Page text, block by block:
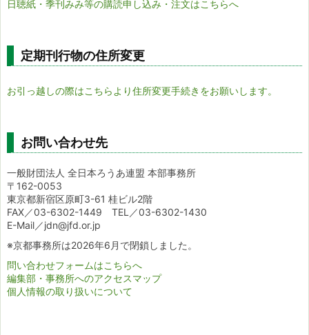
日聴紙・季刊みみ等の購読申し込み・注文はこちらへ
定期刊行物の住所変更
お引っ越しの際はこちらより住所変更手続きをお願いします。
お問い合わせ先
一般財団法人 全日本ろうあ連盟 本部事務所
〒162-0053
東京都新宿区原町3-61 桂ビル2階
FAX／03-6302-1449 TEL／03-6302-1430
E-Mail／jdn@jfd.or.jp
※京都事務所は2026年6月で閉鎖しました。
問い合わせフォームはこちらへ
編集部・事務所へのアクセスマップ
個人情報の取り扱いについて